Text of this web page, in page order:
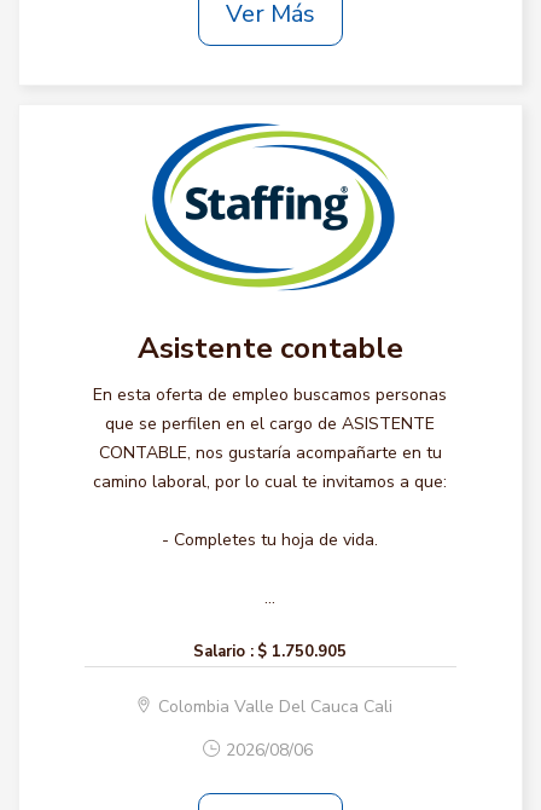
Ver Más
Asistente contable
En esta oferta de empleo buscamos personas
que se perfilen en el cargo de ASISTENTE
CONTABLE, nos gustaría acompañarte en tu
camino laboral, por lo cual te invitamos a que:
- Completes tu hoja de vida.
...
Salario : $ 1.750.905
Colombia Valle Del Cauca Cali
2026/08/06